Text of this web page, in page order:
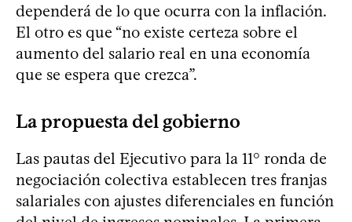
dependerá de lo que ocurra con la inflación.
El otro es que “no existe certeza sobre el
aumento del salario real en una economía
que se espera que crezca”.
La propuesta del gobierno
Las pautas del Ejecutivo para la 11° ronda de
negociación colectiva establecen tres franjas
salariales con ajustes diferenciales en función